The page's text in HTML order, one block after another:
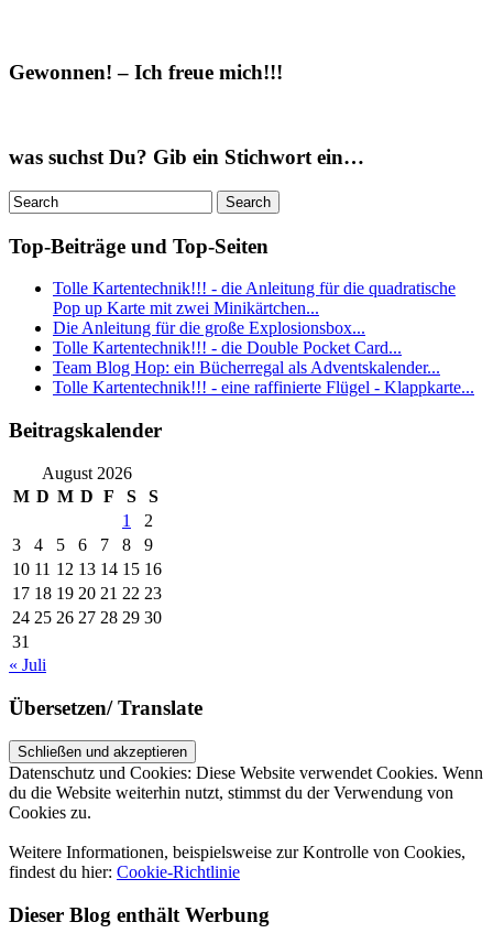
Gewonnen! – Ich freue mich!!!
was suchst Du? Gib ein Stichwort ein…
Top-Beiträge und Top-Seiten
Tolle Kartentechnik!!! - die Anleitung für die quadratische
Pop up Karte mit zwei Minikärtchen...
Die Anleitung für die große Explosionsbox...
Tolle Kartentechnik!!! - die Double Pocket Card...
Team Blog Hop: ein Bücherregal als Adventskalender...
Tolle Kartentechnik!!! - eine raffinierte Flügel - Klappkarte...
Beitragskalender
August 2026
M D M D F S
S
1
2
3
4 5 6 7 8
9
10 11 12 13 14 15 16
17 18 19 20 21 22 23
24 25 26 27 28 29 30
31
« Juli
Übersetzen/ Translate
Datenschutz und Cookies: Diese Website verwendet Cookies. Wenn
du die Website weiterhin nutzt, stimmst du der Verwendung von
Cookies zu.
Weitere Informationen, beispielsweise zur Kontrolle von Cookies,
findest du hier: Cookie-Richtlinie
Dieser Blog enthält Werbung